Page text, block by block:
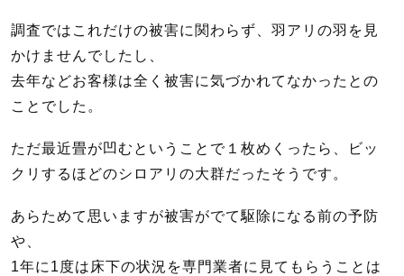
調査ではこれだけの被害に関わらず、羽アリの羽を見
かけませんでしたし、
去年などお客様は全く被害に気づかれてなかったとの
ことでした。
ただ最近畳が凹むということで１枚めくったら、ビッ
クリするほどのシロアリの大群だったそうです。
あらためて思いますが被害がでて駆除になる前の予防
や、
1年に1度は床下の状況を専門業者に見てもらうことは